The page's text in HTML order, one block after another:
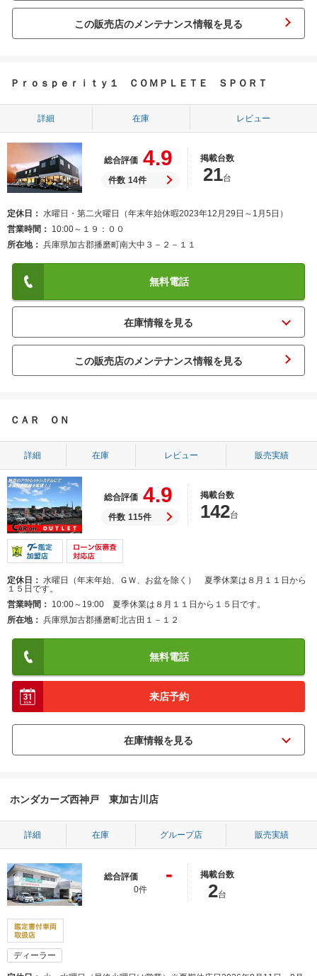
この販売店のメンテナンス情報を見る
Ｐｒｏｓｐｅｒｉｔｙ１ ＣＯＭＰＬＥＴＥ ＳＰＯＲＴ
詳細 在庫 レビュー
総合評価 4.9
件数 14件
掲載台数
21台
定休日
水曜日・第二火曜日（年末年始休暇2023年12月29日～1月5日）
営業時間
10:00～１９：００
所在地
兵庫県加古郡播磨町南大中３－２－１１
無料電話
この販売店のメンテナンス情報を見る
ＣＡＲ ＯＮ
詳細 在庫 レビュー 販売実績
総合評価 4.9
件数 115件
掲載台数
142台
定休日
水曜日（年末年始、ＧＷ、お盆を除く） 夏季休業は８月１１日から
１５日です。
営業時間
10:00～19:00 夏季休業は８月１１日から１５日です。
所在地
兵庫県加古郡播磨町北古田１－１２
無料電話
来店予約
ホンダカーズ西神戸 東加古川店
詳細 在庫 グループ店 販売実績
総合評価 -
0件
掲載台数
2台
ディーラー